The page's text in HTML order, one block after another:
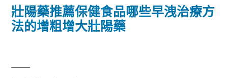
壯陽藥推薦保健食品哪些早洩治療方
法的增粗增大壯陽藥